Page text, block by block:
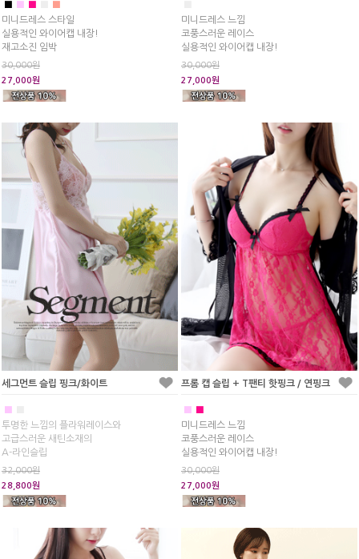
■ ■
미니드레스 스타일
실용적인 와이어캡 내장!
재고소진 임박
30,000원
27,000원
미니드레스 느낌
코풍스러운 레이스
실용적인 와이어캡 내장!
30,000원
27,000원
세그먼트 슬립 핑크/화이트
■
투명한 느낌의 플라워레이스와
고급스러운 새틴소재의
A-라인슬립
32,000원
28,800원
프롬 캡 슬립 + T팬티 핫핑크 / 연핑크
■ ■
미니드레스 느낌
코풍스러운 레이스
실용적인 와이어캡 내장!
30,000원
27,000원